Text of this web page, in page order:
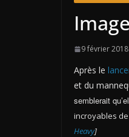
9 février 2018
Après le
et du
semblerait
incroyables
Heavy]